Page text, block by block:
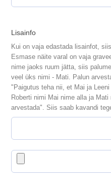
Lisainfo
Kui on vaja edastada lisainfot,
Esmase näite varal on vaja
nime jaoks ruum jätta, siis
veel üks nimi - Mati. Palun
"Paigutus teha nii, et Mai ja Leeni
Roberti nimi Mai nime alla ja
arvestada". Siis saab kavandi